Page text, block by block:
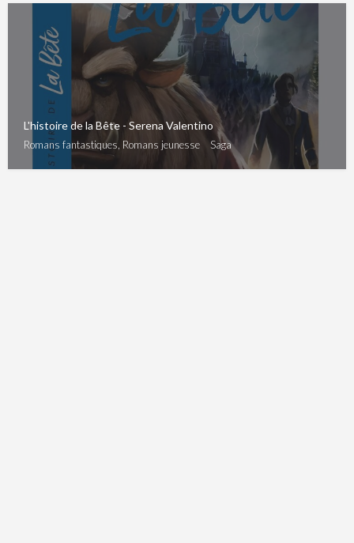
L'histoire de la Bête - Serena Valentino
Romans fantastiques, Romans jeunesse Saga